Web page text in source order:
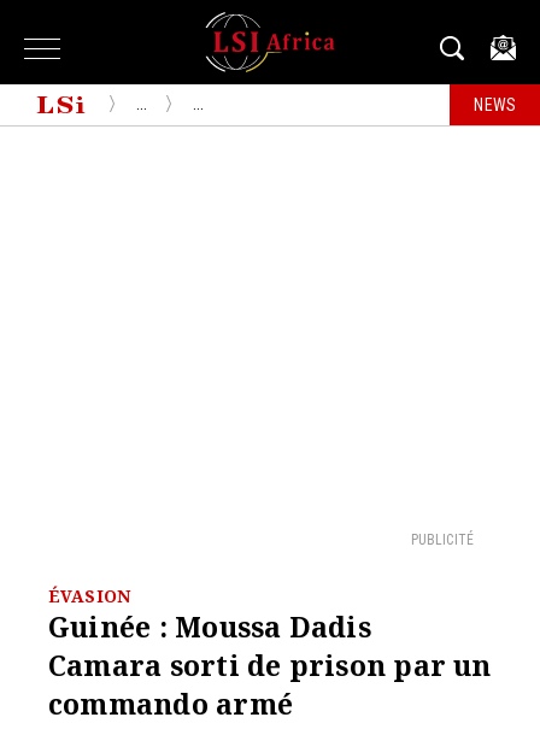
NEWS
PUBLICITÉ
ÉVASION
Guinée : Moussa Dadis
Camara sorti de prison par un
commando armé